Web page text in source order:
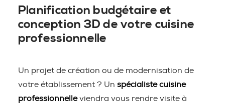
Planification budgétaire et
conception 3D de votre cuisine
professionnelle
Un projet de création ou de modernisation de
votre établissement ? Un spécialiste cuisine
professionnelleviendra vous rendre visite à